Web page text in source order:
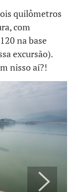
quilômetros
com
na base
excursão).
nisso aí?!